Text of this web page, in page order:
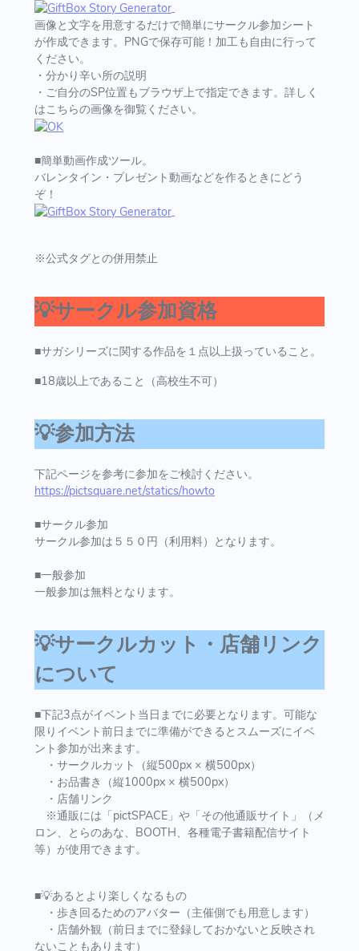
画像と文字を用意するだけで簡単にサークル参加シート
が作成できます。PNGで保存可能！加工も自由に行って
ください。
・分かり辛い所の説明
・ご自分のSP位置もブラウザ上で指定できます。詳しく
はこちらの画像を御覧ください。
■簡単動画作成ツール。
バレンタイン・プレゼント動画などを作るときにどう
ぞ！
※公式タグとの併用禁止
💡サークル参加資格
■サガシリーズに関する作品を１点以上扱っていること。
■18歳以上であること（高校生不可）
💡参加方法
下記ページを参考に参加をご検討ください。
https://pictsquare.net/statics/howto
■サークル参加
サークル参加は５５０円（利用料）となります。
■一般参加
一般参加は無料となります。
💡サークルカット・店舗リンク
について
■下記3点がイベント当日までに必要となります。可能な
限りイベント前日までに準備ができるとスムーズにイベ
ント参加が出来ます。
・サークルカット（縦500px × 横500px）
・お品書き（縦1000px × 横500px）
・店舗リンク
※通販には「pictSPACE」や「その他通販サイト」（メ
ロン、とらのあな、BOOTH、各種電子書籍配信サイト
等）が使用できます。
■💡あるとより楽しくなるもの
・歩き回るためのアバター（主催側でも用意します）
・店舗外観（前日までに登録しておかないと反映され
ないこともあります）